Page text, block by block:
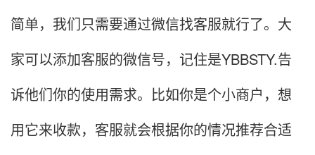
简单，我们只需要通过微信找客服就行了。大
家可以添加客服的微信号，记住是YBBSTY.告
诉他们你的使用需求。比如你是个小商户，想
用它来收款，客服就会根据你的情况推荐合适